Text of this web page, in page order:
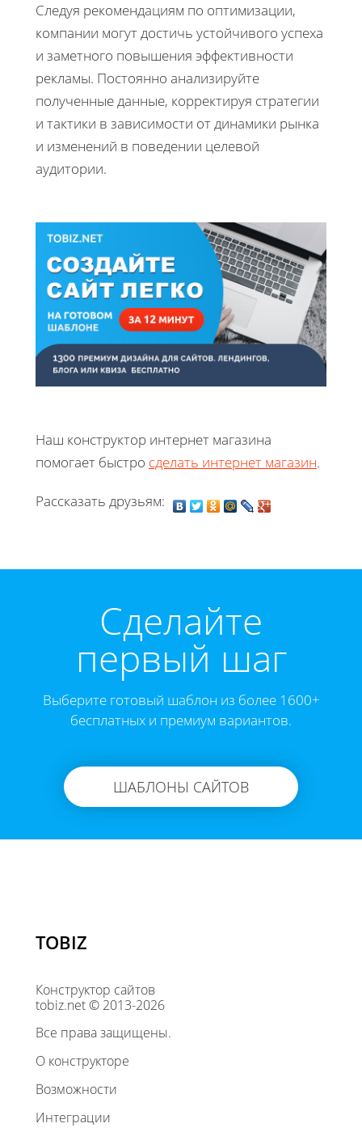
Следуя рекомендациям по оптимизации,
компании могут достичь устойчивого успеха
и заметного повышения эффективности
рекламы. Постоянно анализируйте
полученные данные, корректируя стратегии
и тактики в зависимости от динамики рынка
и изменений в поведении целевой
аудитории.
Наш конструктор интернет магазина
помогает быстро сделать интернет магазин.
Рассказать друзьям:
Cделайте
первый шаг
Выберите готовый шаблон из более 1600+
бесплатных и премиум вариантов.
ШАБЛОНЫ САЙТОВ
TOBIZ
Конструктор сайтов
tobiz.net © 2013-2026
Все права защищены.
О конструкторе
Возможности
Интеграции